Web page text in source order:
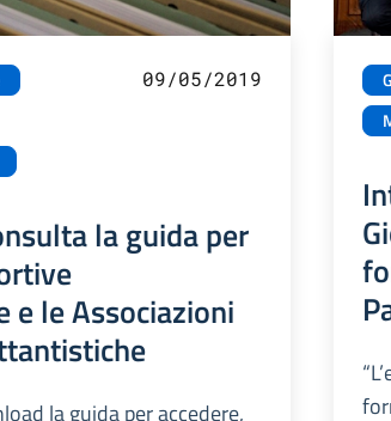
09/05/2019
la guida per
e le Associazioni
la guida per accedere,